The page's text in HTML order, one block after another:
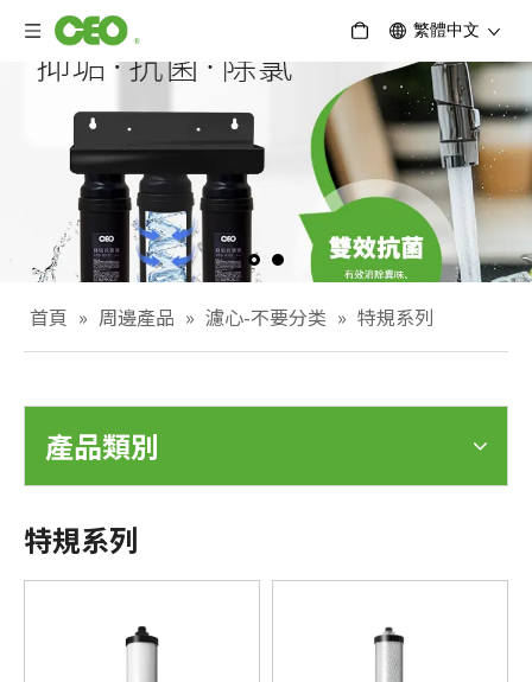
繁體中文
首頁 » 周邊產品 » 濾心-不要分类 » 特規系列
產品類別
特規系列